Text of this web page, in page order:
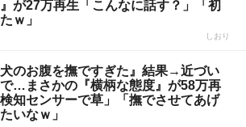
が27万再生「こんなに話す？」「初
ｗ」
しおり
のお腹を撫ですぎた』結果→近づい
…まさかの『横柄な態度』が58万再
知センサーで草」「撫でさせてあげ
いなｗ」